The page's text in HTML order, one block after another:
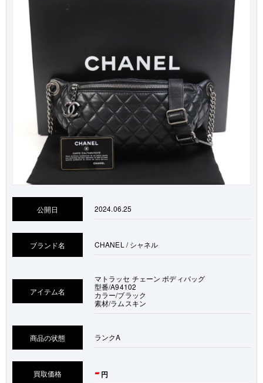
公開日 2024.06.25
ブランド名 CHANEL / シャネル
アイテム名
マトラッセ チェーン ボディバッグ
型番/A94102
カラー/ブラック
素材/ラムスキン
商品の状態 ランクA
買取価格 - 円